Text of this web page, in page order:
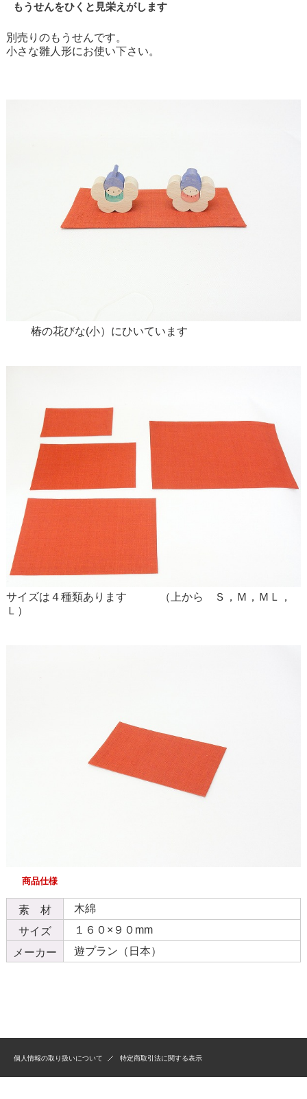
もうせんをひくと見栄えがします
別売りのもうせんです。
小さな雛人形にお使い下さい。
椿の花びな(小）にひいています
サイズは４種類あります （上から Ｓ，Ｍ，ＭＬ，
Ｌ）
商品仕様
素 材
木綿
サイズ
１６０×９０mm
メーカー
遊プラン（日本）
個人情報の取り扱いについて 特定商取引法に関する表示